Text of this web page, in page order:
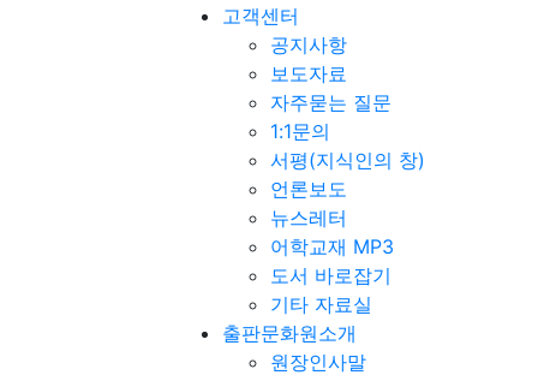
고객센터
공지사항
보도자료
자주묻는 질문
1:1문의
서평(지식인의 창)
언론보도
뉴스레터
어학교재 MP3
도서 바로잡기
기타 자료실
출판문화원소개
원장인사말